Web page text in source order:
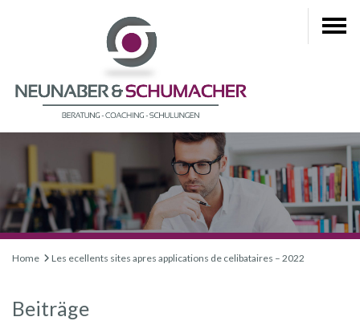
Home Les ecellents sites apres applications de celibataires – 2022
Beiträge